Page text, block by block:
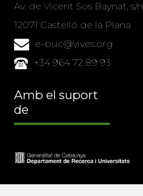
Av. de Vicent Sos Baynat, s/n
12071 Castelló de la Plana
e-buc@vives.org
+34 964 72 89 93
Amb el suport
de